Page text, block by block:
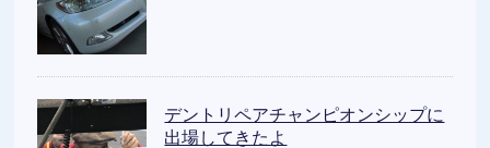
デントリペアチャンピオンシップに
出場してきたよ